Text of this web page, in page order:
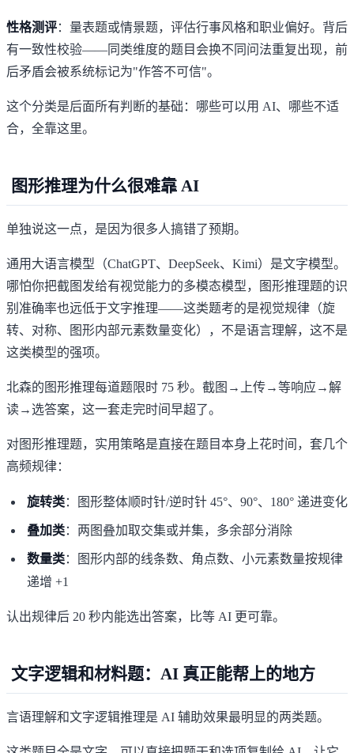
性格测评：量表题或情景题，评估行事风格和职业偏好。背后
有一致性校验——同类维度的题目会换不同问法重复出现，前
后矛盾会被系统标记为"作答不可信"。
这个分类是后面所有判断的基础：哪些可以用 AI、哪些不适
合，全靠这里。
图形推理为什么很难靠 AI
单独说这一点，是因为很多人搞错了预期。
通用大语言模型（ChatGPT、DeepSeek、Kimi）是文字模型。
哪怕你把截图发给有视觉能力的多模态模型，图形推理题的识
别准确率也远低于文字推理——这类题考的是视觉规律（旋
转、对称、图形内部元素数量变化），不是语言理解，这不是
这类模型的强项。
北森的图形推理每道题限时 75 秒。截图→上传→等响应→解
读→选答案，这一套走完时间早超了。
对图形推理题，实用策略是直接在题目本身上花时间，套几个
高频规律：
旋转类：图形整体顺时针/逆时针 45°、90°、180° 递进变化
叠加类：两图叠加取交集或并集，多余部分消除
数量类：图形内部的线条数、角点数、小元素数量按规律
递增 +1
认出规律后 20 秒内能选出答案，比等 AI 更可靠。
文字逻辑和材料题：AI 真正能帮上的地方
言语理解和文字逻辑推理是 AI 辅助效果最明显的两类题。